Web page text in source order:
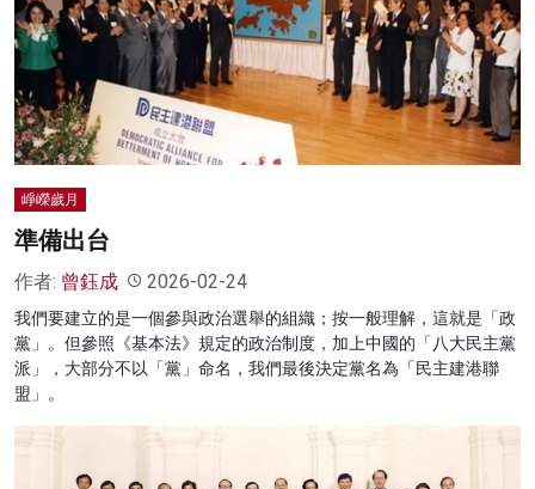
崢嶸歲月
準備出台
作者: 曾鈺成 2026-02-24
我們要建立的是一個參與政治選舉的組織；按一般理解，這就是「政
黨」。但參照《基本法》規定的政治制度，加上中國的「八大民主黨
派」，大部分不以「黨」命名，我們最後決定黨名為「民主建港聯
盟」。